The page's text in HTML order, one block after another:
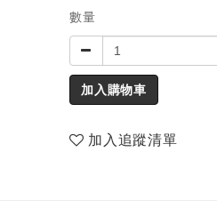
數量
加入購物車
加入追蹤清單